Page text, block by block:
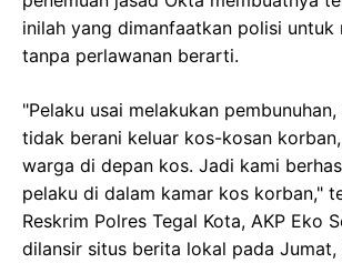
inilah yang dimanfaatkan polisi untuk
tanpa perlawanan berarti.
"Pelaku usai melakukan
tidak berani keluar kos-kosan
warga di depan kos. Jadi kami
pelaku di dalam kamar kos korban,"
Reskrim Polres Tegal Kota, AKP Eko
dilansir situs berita lokal pada